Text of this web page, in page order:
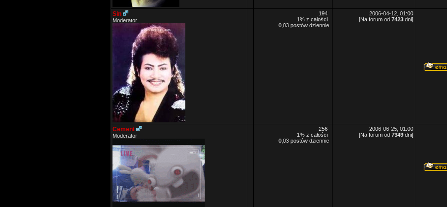
Sin
Moderator
194
1% z całości
0,03 postów dziennie
2006-04-12, 01:00
[Na forum od 7423 dni]
Cement
Moderator
256
1% z całości
0,03 postów dziennie
2006-06-25, 01:00
[Na forum od 7349 dni]